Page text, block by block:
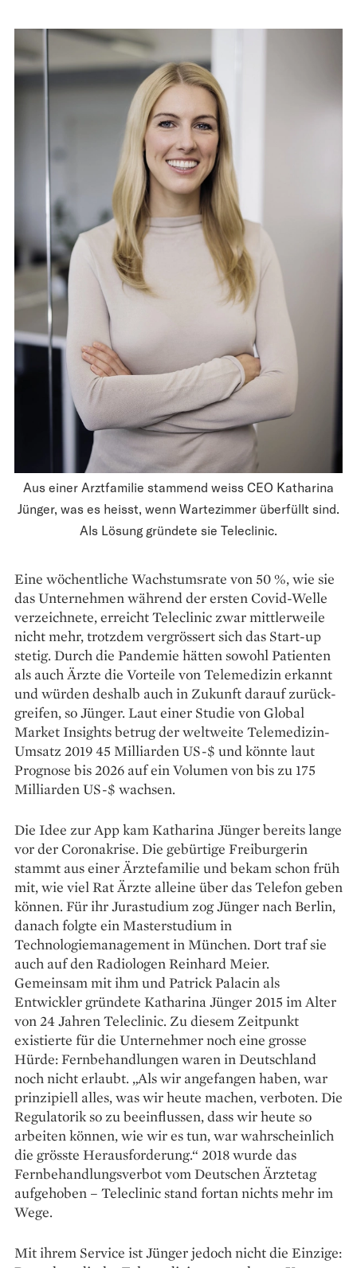
Aus einer Arztfamilie stammend weiss CEO Katharina
Jünger, was es heisst, wenn Wartezimmer überfüllt sind.
Als Lösung gründete sie Teleclinic.
Eine wöchentliche Wachstumsrate von 50 %, wie sie
das ­Unternehmen während der ­ersten Covid-Welle
verzeichnete, erreicht Tele­clinic zwar mittlerweile
nicht mehr, trotzdem vergrössert sich das Start-up
stetig. Durch die Pandemie ­hätten sowohl Patienten
als auch ­Ärzte die Vorteile von Telemedizin erkannt
und würden deshalb auch in Zukunft darauf zurück­
greifen, so Jünger. Laut einer Studie von Global
Market Insights betrug der weltweite Telemedizin-
Umsatz 2019 45 Milliarden US-$ und könnte laut
Prognose bis 2026 auf ein Volumen von bis zu 175
Milliarden US-$ wachsen.
Die Idee zur App kam ­Katharina Jünger bereits lange
vor der Coro­nakrise. Die gebürtige ­Freiburgerin
stammt aus einer Ärztefamilie und bekam schon früh
mit, wie viel Rat Ärzte ­alleine über das ­Telefon geben
können. Für ihr ­Jurastudium zog Jünger nach Berlin,
danach folgte ein Master­studium in
Technologiemanagement in München. Dort traf sie
auch auf den Radiologen Reinhard Meier.
Gemeinsam mit ihm und Patrick Palacin als
Entwickler gründete Katharina Jünger 2015 im Alter
von 24 ­Jahren Teleclinic. Zu diesem Zeitpunkt
existierte für die Unternehmer noch eine grosse
Hürde: Fernbehandlungen waren in Deutschland
noch nicht erlaubt. „Als wir angefangen haben, war
prinzipiell alles, was wir heute machen, verboten. Die
Regulatorik so zu beeinflussen, dass wir heute so
arbeiten können, wie wir es tun, war wahrscheinlich
die grösste Herausforderung.“ 2018 wurde das
Fernbehandlungsverbot vom Deutschen Ärztetag
aufgehoben – Teleclinic stand fortan nichts mehr im
Wege.
Mit ihrem Service ist Jünger jedoch nicht die Einzige: